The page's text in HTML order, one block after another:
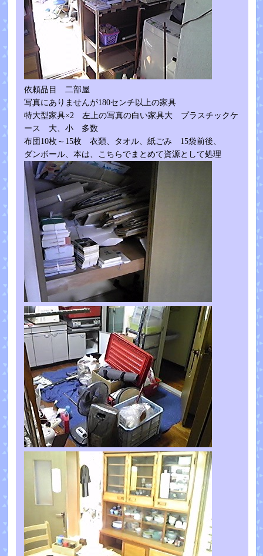
依頼品目 二部屋
写真にありませんが180センチ以上の家具
特大型家具×2 左上の写真の白い家具大 プラスチックケ
ース 大、小 多数
布団10枚～15枚 衣類、タオル、紙ごみ 15袋前後、
ダンボール、本は、こちらでまとめて資源として処理